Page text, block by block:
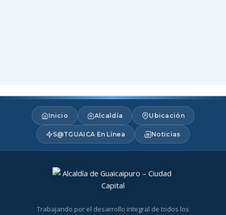
Inicio Alcaldía Ubicación
S@TGUAICA En Línea Noticias
Trabajando por el desarrollo integral de todos los